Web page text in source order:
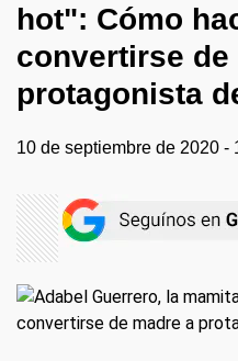
hot": Cómo
convertirse de
protagonista
10 de septiembre de 2020 -